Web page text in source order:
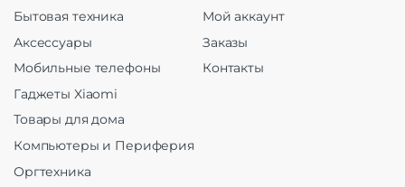
Бытовая техника
Аксессуары
Мобильные телефоны
Гаджеты Xiaomi
Товары для дома
Компьютеры и Периферия
Оргтехника
Мой аккаунт
Заказы
Контакты